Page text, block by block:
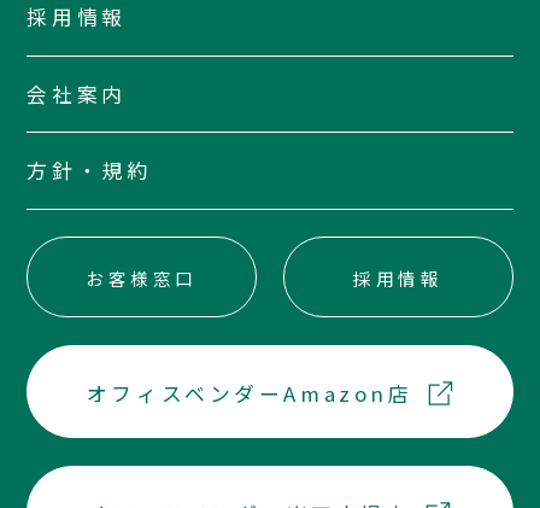
採用情報
会社案内
方針・規約
お客様窓口 採用情報
オフィスベンダーAmazon店